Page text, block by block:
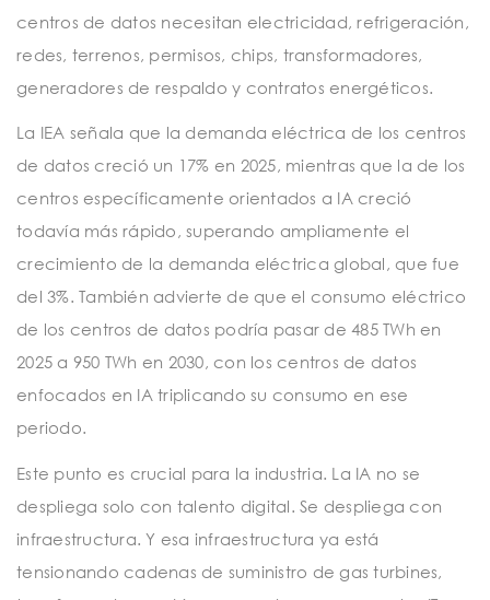
centros de datos necesitan electricidad, refrigeración,
redes, terrenos, permisos, chips, transformadores,
generadores de respaldo y contratos energéticos.
La IEA señala que la demanda eléctrica de los centros
de datos creció un 17% en 2025, mientras que la de los
centros específicamente orientados a IA creció
todavía más rápido, superando ampliamente el
crecimiento de la demanda eléctrica global, que fue
del 3%. También advierte de que el consumo eléctrico
de los centros de datos podría pasar de 485 TWh en
2025 a 950 TWh en 2030, con los centros de datos
enfocados en IA triplicando su consumo en ese
periodo.
Este punto es crucial para la industria. La IA no se
despliega solo con talento digital. Se despliega con
infraestructura. Y esa infraestructura ya está
tensionando cadenas de suministro de gas turbines,